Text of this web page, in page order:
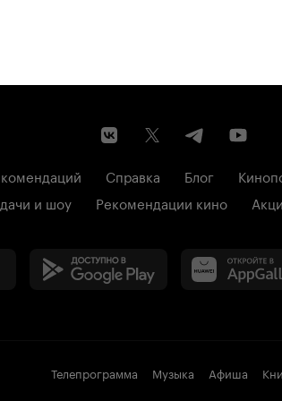
Справка Блог
и шоу Рекомендации кино
Телепрограмма Музыка Афиша